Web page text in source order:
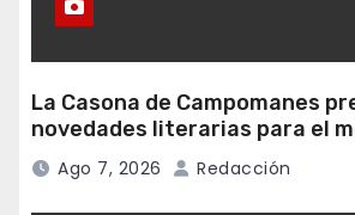
La Casona de Campomanes
novedades literarias para el
Ago 7, 2026 Redacción